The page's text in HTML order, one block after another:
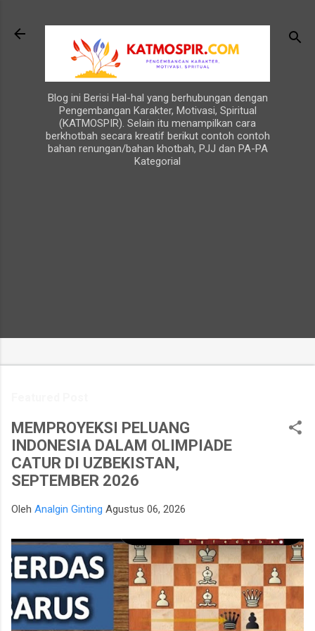
Blog ini Berisi Hal-hal yang berhubungan dengan
Pengembangan Karakter, Motivasi, Spiritual
(KATMOSPIR). Selain itu menampilkan cara
berkhotbah secara kreatif berikut contoh contoh
bahan renungan/bahan khotbah, PJJ dan PA-PA
Kategorial
MEMPROYEKSI PELUANG
INDONESIA DALAM OLIMPIADE
CATUR DI UZBEKISTAN,
SEPTEMBER 2026
Oleh Analgin Ginting Agustus 06, 2026